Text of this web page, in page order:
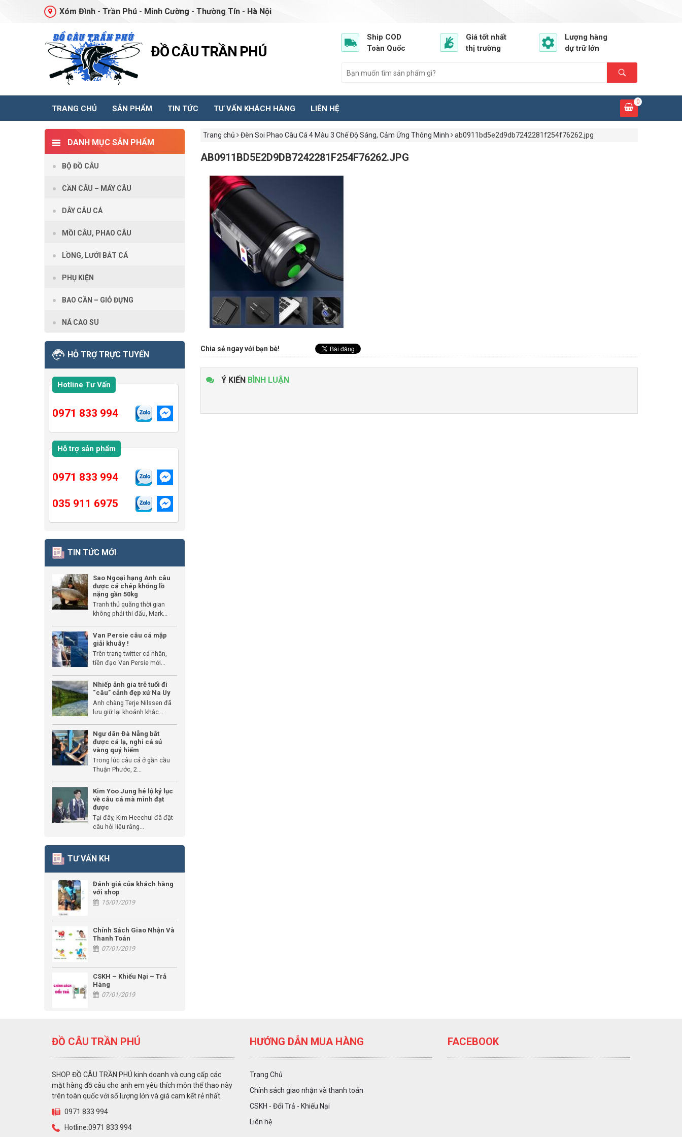
Xóm Đình - Trần Phú - Minh Cường - Thường Tín - Hà Nội
ĐỒ CÂU TRẦN PHÚ
Ship COD
Toàn Quốc
Giá tốt nhất
thị trường
Lượng hàng
dự trữ lớn
TRANG CHỦ SẢN PHẨM TIN TỨC TƯ VẤN KHÁCH HÀNG LIÊN HỆ
0
Trang chủ Đèn Soi Phao Câu Cá 4 Màu 3 Chế Độ Sáng, Cảm Ứng Thông Minh ab0911bd5e2d9db7242281f254f76262.jpg
AB0911BD5E2D9DB7242281F254F76262.JPG
Chia sẻ ngay với bạn bè!
Ý KIẾN BÌNH LUẬN
DANH MỤC SẢN PHẨM
BỘ ĐỒ CÂU
CẦN CÂU – MÁY CÂU
DÂY CÂU CÁ
MỒI CÂU, PHAO CÂU
LỒNG, LƯỚI BẮT CÁ
PHỤ KIỆN
BAO CẦN – GIỎ ĐỰNG
NÁ CAO SU
HỖ TRỢ TRỰC TUYẾN
Hotline Tư Vấn
0971 833 994
Hỗ trợ sản phẩm
0971 833 994
035 911 6975
TIN TỨC MỚI
Sao Ngoại hạng Anh câu
được cá chép khổng lồ
nặng gần 50kg
Tranh thủ quãng thời gian
không phải thi đấu, Mark...
Van Persie câu cá mập
giải khuây !
Trên trang twitter cá nhân,
tiền đạo Van Persie mới...
Nhiếp ảnh gia trẻ tuổi đi
“câu” cảnh đẹp xứ Na Uy
Anh chàng Terje Nilssen đã
lưu giữ lại khoảnh khắc...
Ngư dân Đà Nẵng bắt
được cá lạ, nghi cá sủ
vàng quý hiếm
Trong lúc câu cá ở gần cầu
Thuận Phước, 2...
Kim Yoo Jung hé lộ kỷ lục
về câu cá mà mình đạt
được
Tại đây, Kim Heechul đã đặt
câu hỏi liệu rằng...
TƯ VẤN KH
Đánh giá của khách hàng
với shop
15/01/2019
Chính Sách Giao Nhận Và
Thanh Toán
07/01/2019
CSKH – Khiếu Nại – Trả
Hàng
07/01/2019
ĐỒ CÂU TRẦN PHÚ
SHOP ĐỒ CÂU TRẦN PHÚ kinh doanh và cung cấp các
mặt hàng đồ câu cho anh em yêu thích môn thể thao này
trên toàn quốc với số lượng lớn và giá cam kết rẻ nhất.
0971 833 994
Hotline:0971 833 994
HƯỚNG DẪN MUA HÀNG
Trang Chủ
Chính sách giao nhận và thanh toán
CSKH - Đổi Trả - Khiếu Nại
Liên hệ
FACEBOOK